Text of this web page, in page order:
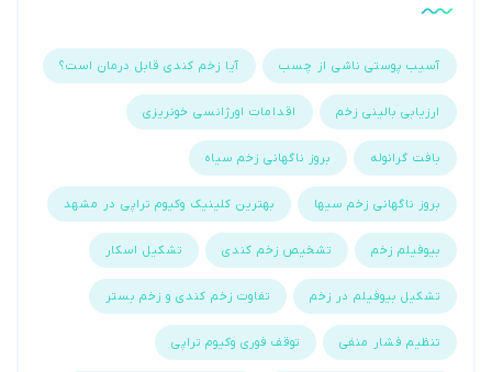
آسیب پوستی ناشی از چسب آیا زخم کندی قابل درمان است؟
ارزیابی بالینی زخم اقدامات اورژانسی خونریزی
بافت گرانوله بروز ناگهانی زخم سیاه
بروز ناگهانی زخم سیها بهترین کلینیک وکیوم تراپی در مشهد
بیوفیلم زخم تشخیص زخم کندی تشکیل اسکار
تشکیل بیوفیلم در زخم تفاوت زخم کندی و زخم بستر
تنظیم فشار منفی توقف فوری وکیوم تراپی